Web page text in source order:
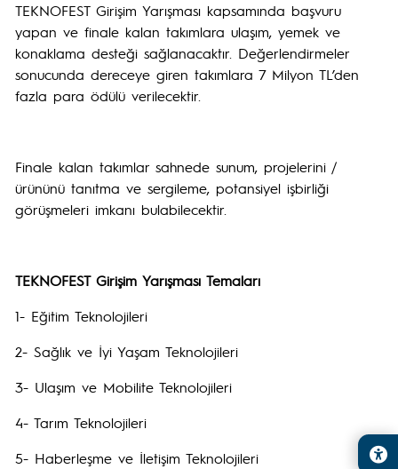
TEKNOFEST Girişim Yarışması kapsamında başvuru
yapan ve finale kalan takımlara ulaşım, yemek ve
konaklama desteği sağlanacaktır. Değerlendirmeler
sonucunda dereceye giren takımlara 7 Milyon TL’den
fazla para ödülü verilecektir.
Finale kalan takımlar sahnede sunum, projelerini /
ürününü tanıtma ve sergileme, potansiyel işbirliği
görüşmeleri imkanı bulabilecektir.
TEKNOFEST Girişim Yarışması Temaları
1- Eğitim Teknolojileri
2- Sağlık ve İyi Yaşam Teknolojileri
3- Ulaşım ve Mobilite Teknolojileri
4- Tarım Teknolojileri
5- Haberleşme ve İletişim Teknolojileri